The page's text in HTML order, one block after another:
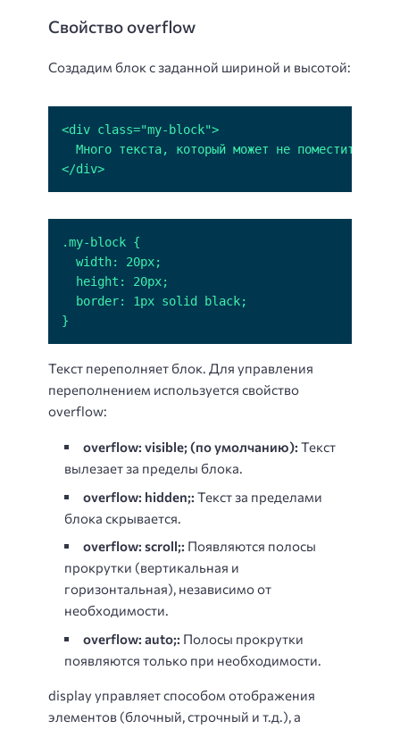
Свойство overflow
Создадим блок с заданной шириной и высотой:
</div>
}
Текст переполняет блок. Для управления
переполнением используется свойство
overflow:
overflow: visible; (по умолчанию): Текст
вылезает за пределы блока.
overflow: hidden;: Текст за пределами
блока скрывается.
overflow: scroll;: Появляются полосы
прокрутки (вертикальная и
горизонтальная), независимо от
необходимости.
overflow: auto;: Полосы прокрутки
появляются только при необходимости.
display управляет способом отображения
элементов (блочный, строчный и т.д.), а